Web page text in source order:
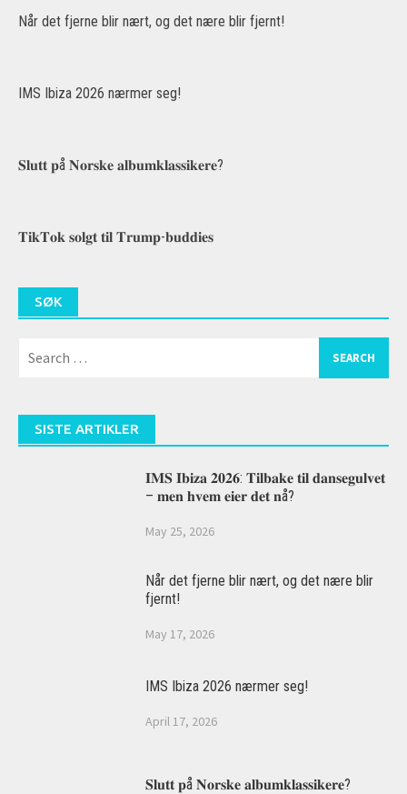
Når det fjerne blir nært, og det nære blir fjernt!
IMS Ibiza 2026 nærmer seg!
𝐒𝐥𝐮𝐭𝐭 𝐩å 𝐍𝐨𝐫𝐬𝐤𝐞 𝐚𝐥𝐛𝐮𝐦𝐤𝐥𝐚𝐬𝐬𝐢𝐤𝐞𝐫𝐞?
𝐓𝐢𝐤𝐓𝐨𝐤 𝐬𝐨𝐥𝐠𝐭 𝐭𝐢𝐥 𝐓𝐫𝐮𝐦𝐩-𝐛𝐮𝐝𝐝𝐢𝐞𝐬
SØK
for:
SISTE ARTIKLER
𝐈𝐌𝐒 𝐈𝐛𝐢𝐳𝐚 𝟐𝟎𝟐𝟔: 𝐓𝐢𝐥𝐛𝐚𝐤𝐞 𝐭𝐢𝐥 𝐝𝐚𝐧𝐬𝐞𝐠𝐮𝐥𝐯𝐞𝐭
– 𝐦𝐞𝐧 𝐡𝐯𝐞𝐦 𝐞𝐢𝐞𝐫 𝐝𝐞𝐭 𝐧å?
May 25, 2026
Når det fjerne blir nært, og det nære blir
fjernt!
May 17, 2026
IMS Ibiza 2026 nærmer seg!
April 17, 2026
𝐒𝐥𝐮𝐭𝐭 𝐩å 𝐍𝐨𝐫𝐬𝐤𝐞 𝐚𝐥𝐛𝐮𝐦𝐤𝐥𝐚𝐬𝐬𝐢𝐤𝐞𝐫𝐞?